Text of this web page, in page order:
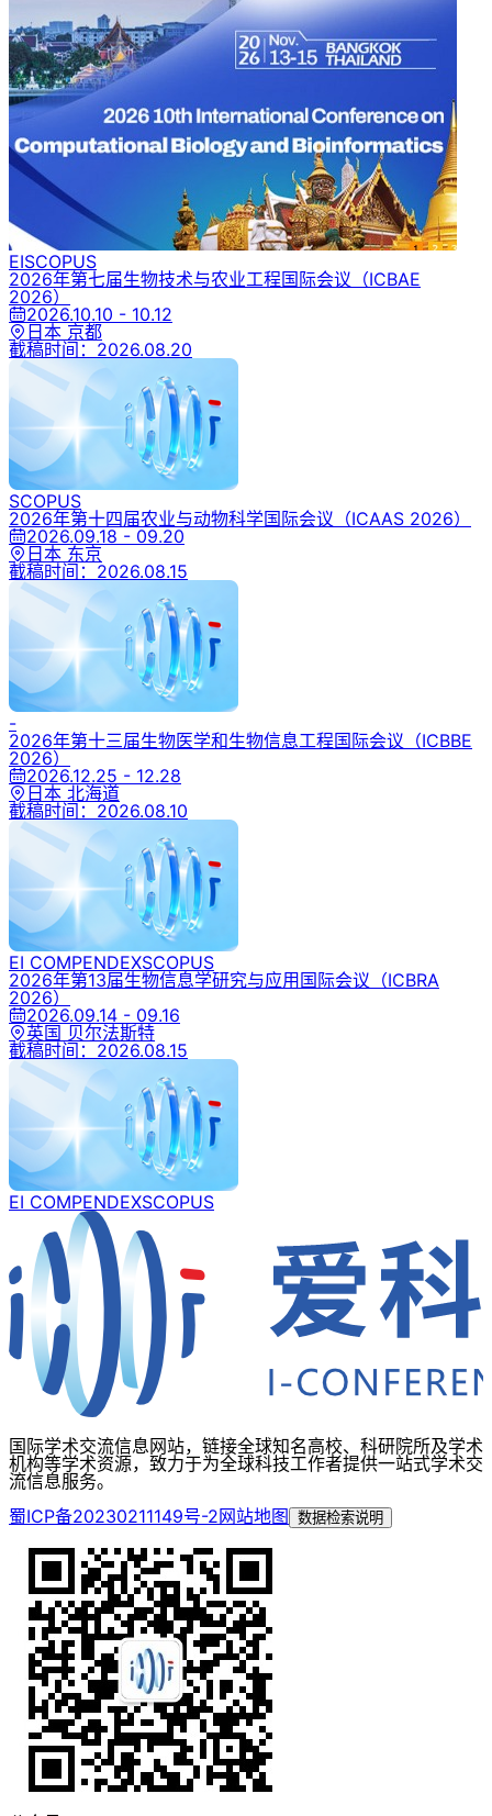
EISCOPUS
2026年第七届生物技术与农业工程国际会议 （ICBAE
2026）
2026.10.10 - 10.12
日本 京都
截稿时间： 2026.08.20
SCOPUS
2026年第十四届农业与动物科学国际会议 （ICAAS 2026）
2026.09.18 - 09.20
日本 东京
截稿时间： 2026.08.15
-
2026年第十三届生物医学和生物信息工程国际会议 （ICBBE
2026）
2026.12.25 - 12.28
日本 北海道
截稿时间： 2026.08.10
EI COMPENDEXSCOPUS
2026年第13届生物信息学研究与应用国际会议 （ICBRA
2026）
2026.09.14 - 09.16
英国 贝尔法斯特
截稿时间： 2026.08.15
EI COMPENDEXSCOPUS
国际学术交流信息网站，链接全球知名高校、科研院所及学术
机构等学术资源，致力于为全球科技工作者提供一站式学术交
流信息服务。
蜀ICP备20230211149号-2网站地图 数据检索说明